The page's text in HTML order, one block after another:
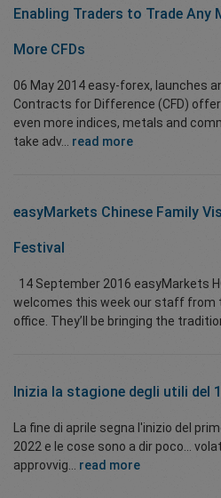
Enabling Traders to Trade Any
More CFDs
06 May 2014 easy-forex, launches
Contracts for Difference (CFD)
even more indices, metals and
take adv... read more
easyMarkets Chinese Family
Festival
14 September 2016 easyMarkets
welcomes this week our staff from
office. They’ll be bringing the
Inizia la stagione degli utili del
La fine di aprile segna l'inizio del
2022 e le cose sono a dir poco...
approvvig... read more